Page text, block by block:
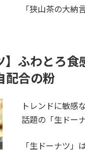
「狭山茶の大納
】ふわとろ食
配合の粉
トレンドに敏感
話題の「生ドー
「生ドーナツ」